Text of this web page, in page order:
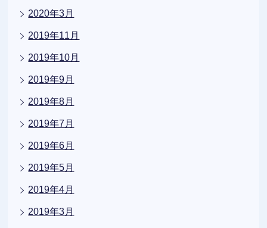
2020年3月
2019年11月
2019年10月
2019年9月
2019年8月
2019年7月
2019年6月
2019年5月
2019年4月
2019年3月